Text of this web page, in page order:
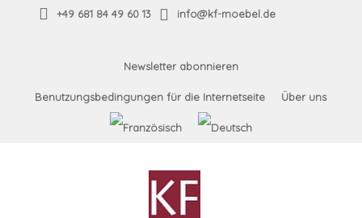
+49 681 84 49 60 13 info@kf-moebel.de
Newsletter abonnieren
Benutzungsbedingungen für die Internetseite Über uns